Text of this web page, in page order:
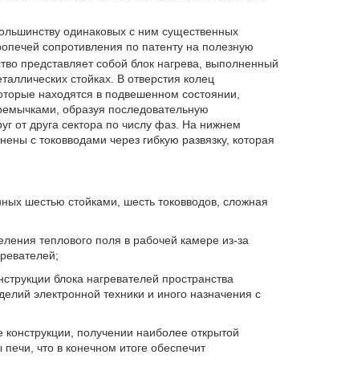
одинаковых с ним существенных
сопротивления по патенту на полезную
представляет собой блок нагрева, выполненный
стойках. В отверстия колец
находятся в подвешенном состоянии,
образуя последовательную
от друга сектора по числу фаз. На нижнем
с токовводами через гибкую развязку, которая
шестью стойками, шесть токовводов, сложная
теплового поля в рабочей камере из-за
блока нагревателей пространства
электронной техники и иного назначения с
получении наиболее открытой
что в конечном итоге обеспечит